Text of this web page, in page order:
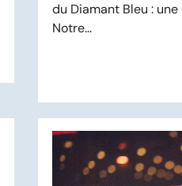
du Diamant Bleu :
Notre...